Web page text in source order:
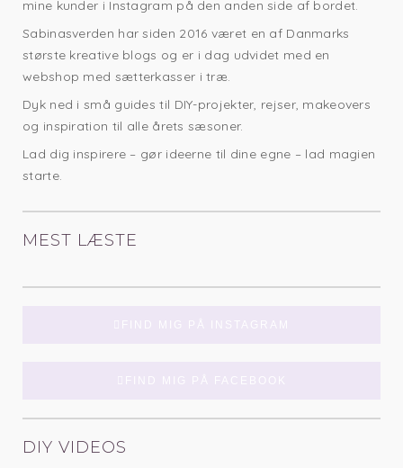
mine kunder i Instagram på den anden side af bordet.
Sabinasverden har siden 2016 været en af Danmarks
største kreative blogs og er i dag udvidet med en
webshop med sætterkasser i træ.
Dyk ned i små guides til DIY-projekter, rejser, makeovers
og inspiration til alle årets sæsoner.
Lad dig inspirere – gør ideerne til dine egne – lad magien
starte.
MEST LÆSTE
FIND MIG PÅ INSTAGRAM
FIND MIG PÅ FACEBOOK
DIY VIDEOS